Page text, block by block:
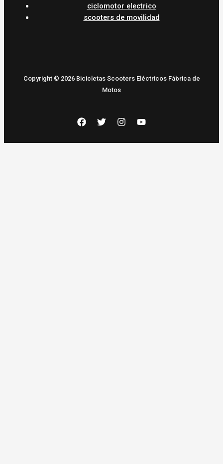
ciclomotor electrico
scooters de movilidad
Copyright © 2026 Bicicletas Scooters Eléctricos Fábrica de
Motos